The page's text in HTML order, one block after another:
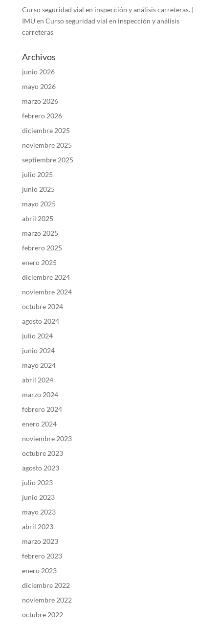
Curso seguridad vial en inspección y análisis carreteras. |
IMU en Curso seguridad vial en inspección y análisis
carreteras
Archivos
junio 2026
mayo 2026
marzo 2026
febrero 2026
diciembre 2025
noviembre 2025
septiembre 2025
julio 2025
junio 2025
mayo 2025
abril 2025
marzo 2025
febrero 2025
enero 2025
diciembre 2024
noviembre 2024
octubre 2024
agosto 2024
julio 2024
junio 2024
mayo 2024
abril 2024
marzo 2024
febrero 2024
enero 2024
noviembre 2023
octubre 2023
agosto 2023
julio 2023
junio 2023
mayo 2023
abril 2023
marzo 2023
febrero 2023
enero 2023
diciembre 2022
noviembre 2022
octubre 2022